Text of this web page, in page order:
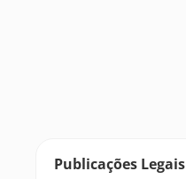
Publicações Legais